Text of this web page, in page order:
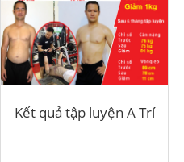
Kết quả tập luyện A Trí